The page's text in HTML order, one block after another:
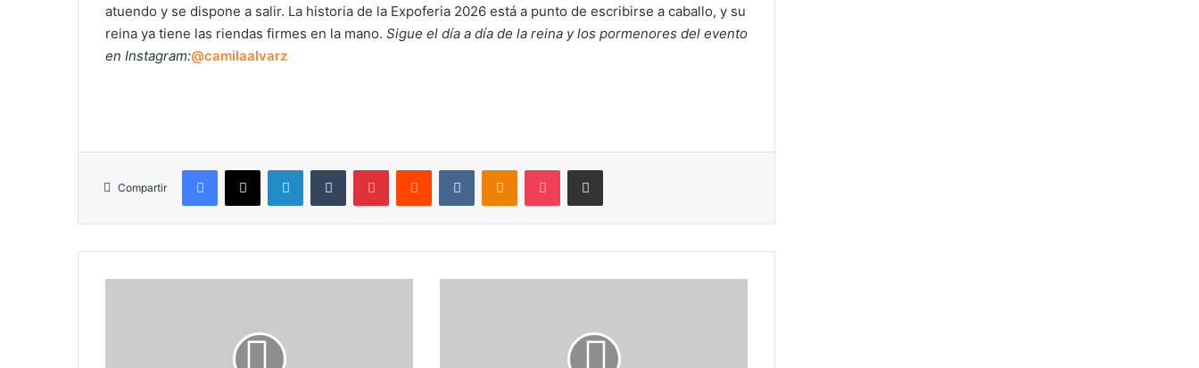
atuendo y se dispone a salir. La historia de la Expoferia 2026 está a punto de escribirse a caballo, y su
reina ya tiene las riendas firmes en la mano. ​ Sigue el día a día de la reina y los pormenores del evento
en Instagram:@camilaalvarz
Compartir
Facebook
X LinkedInTumblr PinterestReddit VKontakteOdnoklassniki
Pocket Compartir por correo electrónico